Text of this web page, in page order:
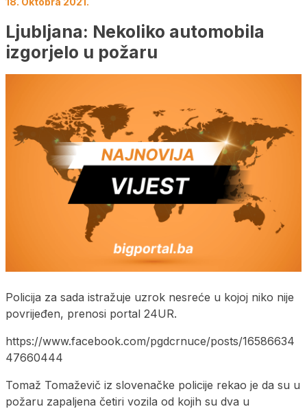
Ljubljana: Nekoliko automobila
izgorjelo u požaru
Policija za sada istražuje uzrok nesreće u kojoj niko nije
povrijeđen, prenosi portal 24UR.
https://www.facebook.com/pgdcrnuce/posts/16586634
47660444
Tomaž Tomaževič iz slovenačke policije rekao je da su u
požaru zapaljena četiri vozila od kojih su dva u